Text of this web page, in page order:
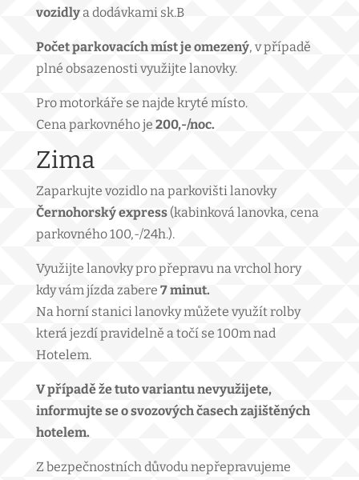
vozidlya dodávkami sk.B
Počet parkovacích míst je omezený, v případě
plné obsazenosti využijte lanovky.
Pro motorkáře se najde kryté místo.
Cena parkovného je 200,-/noc.
Zima
Zaparkujte vozidlo na parkovišti lanovky
Černohorský express(kabinková lanovka, cena
parkovného 100,-/24h.).
Využijte lanovky pro přepravu na vrchol hory
kdy vám jízda zabere 7 minut.
Na horní stanici lanovky můžete využít rolby
která jezdí pravidelně a točí se 100m nad
Hotelem.
V případě že tuto variantu nevyužijete,
informujte se o svozových časech zajištěných
hotelem.
Z bezpečnostních důvodu nepřepravujeme